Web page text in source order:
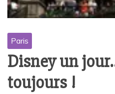
Paris
Disney un
toujours !